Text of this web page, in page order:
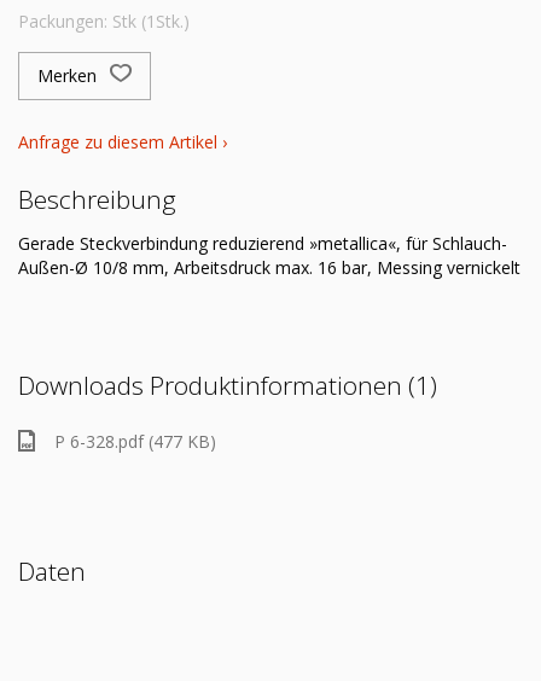
Packungen: Stk (1Stk.)
Merken
Anfrage zu diesem Artikel ›
Beschreibung
Gerade Steckverbindung reduzierend »metallica«, für Schlauch-
Außen-Ø 10/8 mm, Arbeitsdruck max. 16 bar, Messing vernickelt
Downloads Produktinformationen (1)
P 6-328.pdf (477 KB)
Daten